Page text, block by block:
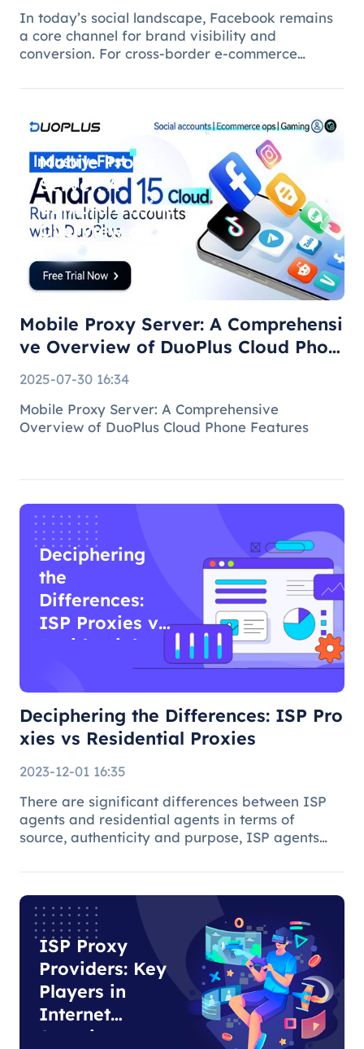
In today’s social landscape, Facebook remains
a core channel for brand visibility and
conversion. For cross-border e-commerce
managing multiple brand pages or regional
Mobile Proxy
Server: A
Comprehensive
Overview of
DuoPlus Cloud
Phone F
Mobile Proxy Server: A Comprehensi
ve Overview of DuoPlus Cloud Phon
e F
2025-07-30 16:34
Mobile Proxy Server: A Comprehensive
Overview of DuoPlus Cloud Phone Features
Deciphering
the
Differences:
ISP Proxies vs
Residential
Deciphering the Differences: ISP Pro
xies vs Residential Proxies
2023-12-01 16:35
There are significant differences between ISP
agents and residential agents in terms of
source, authenticity and purpose, ISP agents
residential agents play an important role in
ISP Proxy
Providers: Key
Players in
Internet
Security